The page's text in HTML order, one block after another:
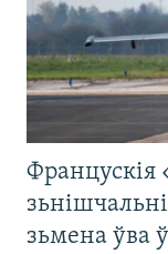
Францускія
зьмена ўва